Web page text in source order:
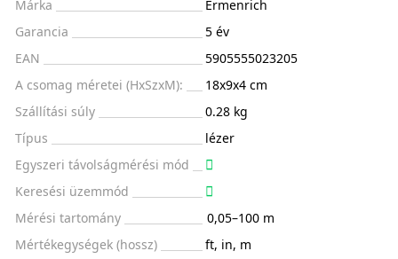
Márka
Ermenrich
Garancia
5 év
EAN
5905555023205
A csomag méretei (HxSzxM):
18x9x4 cm
Szállítási súly
0.28 kg
Típus
lézer
Egyszeri távolságmérési mód
Keresési üzemmód
Mérési tartomány
0,05–100 m
Mértékegységek (hossz)
ft, in, m